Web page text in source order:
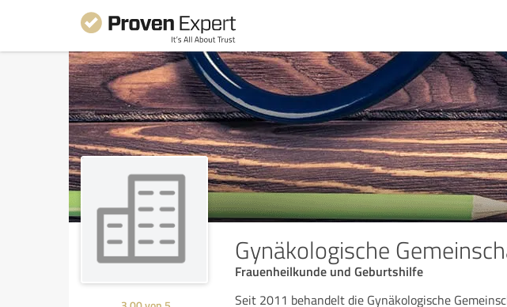
Gynäkologische
Frauenheilkunde und Geburtshilfe
Seit 2011 behandelt die Gynäkologische